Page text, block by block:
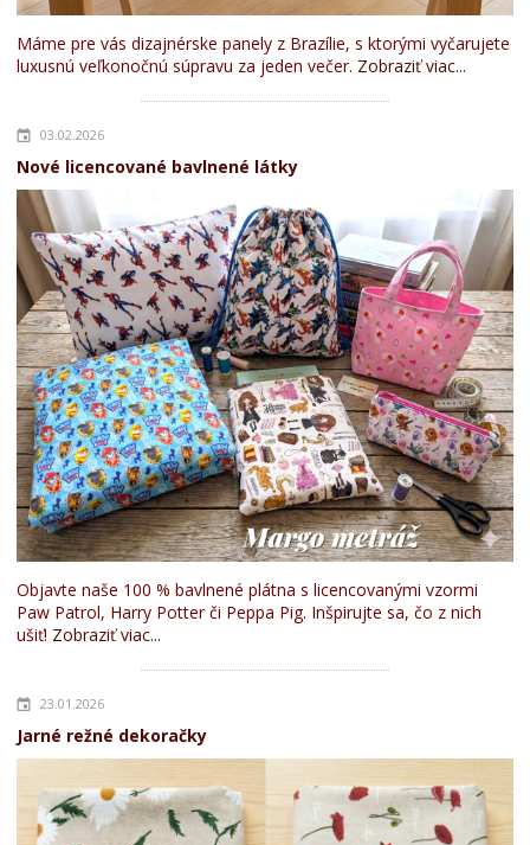
Máme pre vás dizajnérske panely z Brazílie, s ktorými vyčarujete
luxusnú veľkonočnú súpravu za jeden večer. Zobraziť viac...
03.02.2026
Nové licencované bavlnené látky
Objavte naše 100 % bavlnené plátna s licencovanými vzormi
Paw Patrol, Harry Potter či Peppa Pig. Inšpirujte sa, čo z nich
ušiť! Zobraziť viac...
23.01.2026
Jarné režné dekoračky